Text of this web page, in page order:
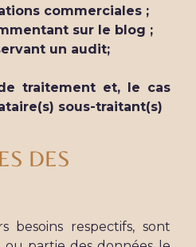
commerciales ;
sur le blog ;
un audit;
traitement et, le cas
sous-traitant(s)
DES
besoins respectifs, sont